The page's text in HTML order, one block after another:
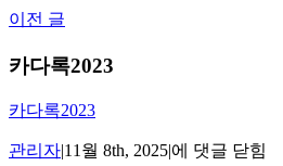
Skip
content
이전 글
카다록2023
카다록2023
관리자|11월 8th, 2025|카
에 댓글 닫힘